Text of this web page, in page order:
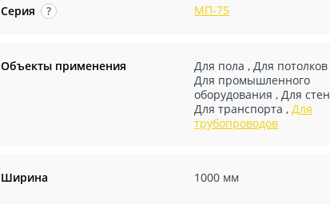
Серия ? МП-75
Объекты применения Для пола ,Для потолков
Для промышленного
оборудования ,Для стен
Для транспорта ,Для
трубопроводов
Ширина 1000 мм